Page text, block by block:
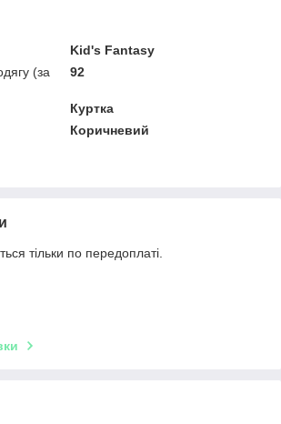
Kid's Fantasy
(за
92
Куртка
Коричневий
тільки по передоплаті.